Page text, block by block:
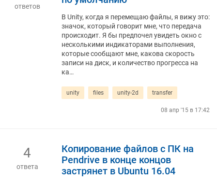
ответов
В Unity, когда я перемещаю файлы, я вижу это:
значок, который говорит мне, что передача
происходит. Я бы предпочел увидеть окно с
несколькими индикаторами выполнения,
которые сообщают мне, какова скорость
записи на диск, и количество прогресса на
ка…
unity files unity-2d transfer
08 апр '15 в 17:42
4
ответа
Копирование файлов с ПК на
Pendrive в конце концов
застрянет в Ubuntu 16.04